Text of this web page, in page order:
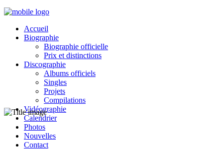
Accueil
Biographie
Biographie officielle
Prix et distinctions
Discographie
Albums officiels
Singles
Projets
Compilations
Vidéographie
Calendrier
Photos
Nouvelles
Contact